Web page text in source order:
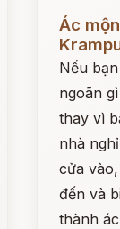
Đọc ngay
Ác
Nếu
ngoãn
thay vì
nhà
cửa
đến và
thành